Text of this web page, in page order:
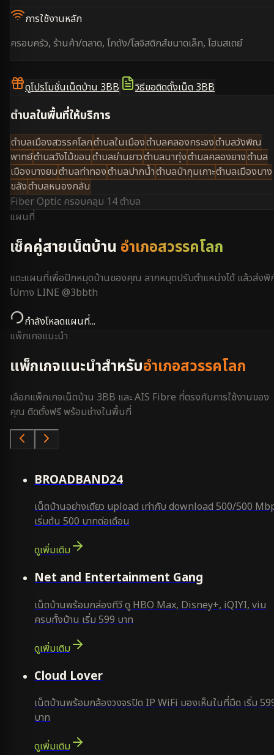
การใช้งานหลัก
ครอบครัว, ร้านค้า/ตลาด, โกดัง/โลจิสติกส์ขนาดเล็ก, โฮมสเตย์
ดูโปรโมชั่นเน็ตบ้าน 3BB วิธีขอติดตั้งเน็ต 3BB
ตำบลในพื้นที่ให้บริการ
ตำบลเมืองสวรรคโลกตำบลในเมืองตำบลคลองกระจงตำบลวังพิณ
พาทย์ตำบลวังไม้ขอนตำบลย่านยาวตำบลนาทุ่งตำบลคลองยางตำบล
เมืองบางยมตำบลท่าทองตำบลปากน้ำตำบลป่ากุมเกาะตำบลเมืองบาง
ขลังตำบลหนองกลับ
Fiber Optic ครอบคลุม 14 ตำบล
แผนที่
เช็คคู่สายเน็ตบ้าน อำเภอสวรรคโลก
แตะแผนที่เพื่อปักหมุดบ้านของคุณ ลากหมุดปรับตำแหน่งได้ แล้วส่งพิ
ไปทาง LINE @3bbth
กำลังโหลดแผนที่...
แพ็กเกจแนะนำ
แพ็กเกจแนะนำสำหรับอำเภอสวรรคโลก
เลือกแพ็กเกจเน็ตบ้าน 3BB และ AIS Fibre ที่ตรงกับการใช้งานของ
คุณ ติดตั้งฟรี พร้อมช่างในพื้นที่
BROADBAND24
เน็ตบ้านอย่างเดียว upload เท่ากับ download 500/500
เริ่มต้น 500 บาทต่อเดือน
ดูเพิ่มเติม
Net and Entertainment Gang
เน็ตบ้านพร้อมกล่องทีวี ดู HBO Max, Disney+, iQIYI, viu
ครบทั้งบ้าน เริ่ม 599 บาท
ดูเพิ่มเติม
Cloud Lover
เน็ตบ้านพร้อมกล้องวงจรปิด IP WiFi มองเห็นในที่มืด เริ่ม
บาท
ดูเพิ่มเติม